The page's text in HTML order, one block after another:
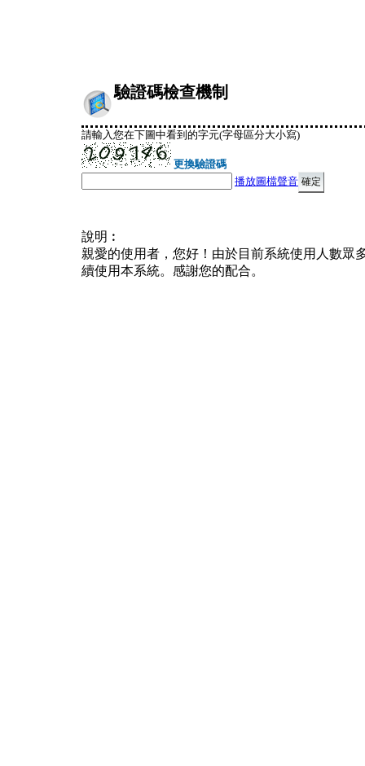
驗證碼檢查機制
請輸入您在下圖中看到的字元(字母區分大小寫)
更換驗證碼
播放圖檔聲音
說明︰
親愛的使用者，您好！由於目前系統使用人數眾
續使用本系統。感謝您的配合。